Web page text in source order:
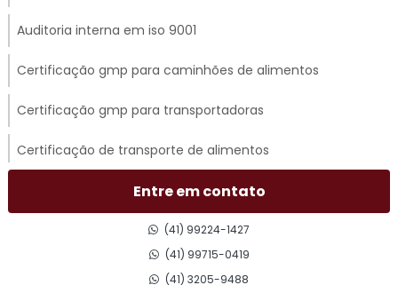
Auditoria interna em iso 9001
Certificação gmp para caminhões de alimentos
Certificação gmp para transportadoras
Certificação de transporte de alimentos
Certificado gmp para transporte rodoviário
Consultoria em acompanhamento de auditoria externa
Consultoria em adequação para acreditação na iso 17025
Entre em contato
(41) 99224-1427
(41) 99715-0419
(41) 3205-9488